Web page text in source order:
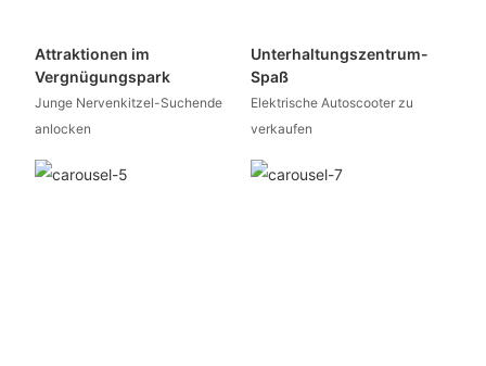
Attraktionen im
Vergnügungspark
Junge Nervenkitzel-Suchende
anlocken
Unterhaltungszentrum-
Spaß
Elektrische Autoscooter zu
verkaufen